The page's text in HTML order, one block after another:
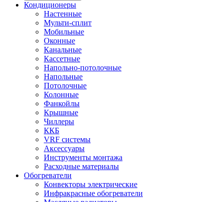
Кондиционеры
Настенные
Мульти-сплит
Мобильные
Оконные
Канальные
Кассетные
Напольно-потолочные
Напольные
Потолочные
Колонные
Фанкойлы
Крышные
Чиллеры
ККБ
VRF системы
Аксессуары
Инструменты монтажа
Расходные материалы
Обогреватели
Конвекторы электрические
Инфракрасные обогреватели